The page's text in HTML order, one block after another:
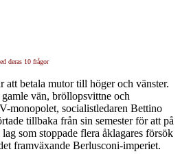
deras 10 frågor
att betala mutor till höger och vänster.
vän, bröllopsvittne och
monopolet, socialistledaren Bettino
tillbaka från sin semester för att på
som stoppade flera åklagares försök
framväxande Berlusconi-imperiet.